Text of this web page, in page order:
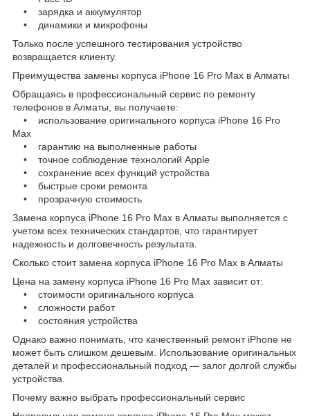
• зарядка и аккумулятор
• динамики и микрофоны
Только после успешного тестирования устройство
возвращается клиенту.
Преимущества замены корпуса iPhone 16 Pro Max в Алматы
Обращаясь в профессиональный сервис по ремонту
телефонов в Алматы, вы получаете:
• использование оригинального корпуса iPhone 16 Pro
Max
• гарантию на выполненные работы
• точное соблюдение технологий Apple
• сохранение всех функций устройства
• быстрые сроки ремонта
• прозрачную стоимость
Замена корпуса iPhone 16 Pro Max в Алматы выполняется с
учетом всех технических стандартов, что гарантирует
надежность и долговечность результата.
Сколько стоит замена корпуса iPhone 16 Pro Max в Алматы
Цена на замену корпуса iPhone 16 Pro Max зависит от:
• стоимости оригинального корпуса
• сложности работ
• состояния устройства
Однако важно понимать, что качественный ремонт iPhone не
может быть слишком дешевым. Использование оригинальных
деталей и профессиональный подход — залог долгой службы
устройства.
Почему важно выбрать профессиональный сервис